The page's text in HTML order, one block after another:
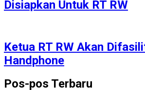
Disiapkan Untuk RT RW
Ketua RT RW Akan
Handphone
Pos-pos Terbaru